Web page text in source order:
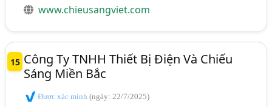
www.chieusangviet.com
15 Công Ty TNHH Thiết Bị Điện Và Chiếu
Sáng Miền Bắc
Được xác minh(ngày: 22/7/2025)